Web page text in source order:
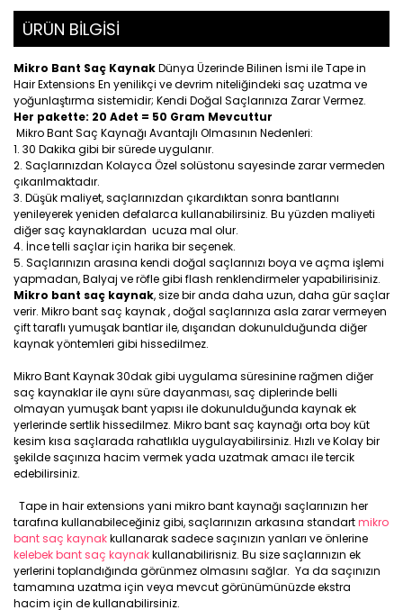
ÜRÜN BİLGİSİ
Mikro Bant Saç KaynakDünya Üzerinde Bilinen İsmi ile Tape in
Hair Extensions En yenilikçi ve devrim niteliğindeki saç uzatma ve
yoğunlaştırma sistemidir; Kendi Doğal Saçlarınıza Zarar Vermez.
Her pakette: 20 Adet = 50 Gram Mevcuttur
Mikro Bant Saç Kaynağı Avantajlı Olmasının Nedenleri:
30 Dakika gibi bir sürede uygulanır.
Saçlarınızdan Kolayca Özel solüstonu sayesinde zarar vermeden
çıkarılmaktadır.
Düşük maliyet, saçlarınızdan çıkardıktan sonra bantlarını
yenileyerek yeniden defalarca kullanabilirsiniz. Bu yüzden maliyeti
diğer saç kaynaklardan ucuza mal olur.
İnce telli saçlar için harika bir seçenek.
Saçlarınızın arasına kendi doğal saçlarınızı boya ve açma işlemi
yapmadan, Balyaj ve röfle gibi flash renklendirmeler yapabilirisiniz.
Mikro bant saç kaynak, size bir anda daha uzun, daha gür saçlar
verir. Mikro bant saç kaynak , doğal saçlarınıza asla zarar vermeyen
çift taraflı yumuşak bantlar ile, dışarıdan dokunulduğunda diğer
kaynak yöntemleri gibi hissedilmez.
Mikro Bant Kaynak 30dak gibi uygulama süresinine rağmen diğer
saç kaynaklar ile aynı süre dayanması, saç diplerinde belli
olmayan yumuşak bant yapısı ile dokunulduğunda kaynak ek
yerlerinde sertlik hissedilmez. Mikro bant saç kaynağı orta boy küt
kesim kısa saçlarada rahatlıkla uygulayabilirsiniz. Hızlı ve Kolay bir
şekilde saçınıza hacim vermek yada uzatmak amacı ile tercik
edebilirsiniz.
Tape in hair extensions yani mikro bant kaynağı saçlarınızın her
tarafına kullanabileceğiniz gibi, saçlarınızın arkasına standartmikro
bant saç kaynakkullanarak sadece saçınızın yanları ve önlerine
kelebek bant saç kaynakkullanabilirisniz. Bu size saçlarınızın ek
yerlerini toplandığında görünmez olmasını sağlar. Ya da saçınızın
tamamına uzatma için veya mevcut görünümünüzde ekstra
hacim için de kullanabilirsiniz.